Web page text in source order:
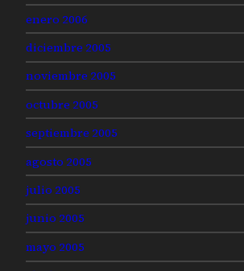
enero 2006
diciembre 2005
noviembre 2005
octubre 2005
septiembre 2005
agosto 2005
julio 2005
junio 2005
mayo 2005